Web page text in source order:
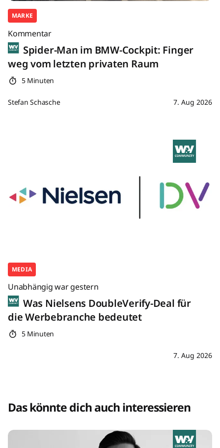
MARKE
Kommentar
Spider-Man im BMW-Cockpit: Finger
weg vom letzten privaten Raum
5 Minuten
Stefan Schasche 7. Aug 2026
MEDIA
Unabhängig war gestern
Was Nielsens DoubleVerify-Deal für
die Werbebranche bedeutet
5 Minuten
7. Aug 2026
Das könnte dich auch interessieren